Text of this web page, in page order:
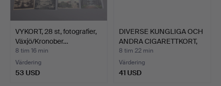
VYKORT, 28 st, fotografier,
Växjö/Kronober…
8 tim 16 min
Värdering
53 USD
DIVERSE KUNGLIGA OCH
ANDRA CIGARETTKORT,
M…
8 tim 22 min
Värdering
41 USD